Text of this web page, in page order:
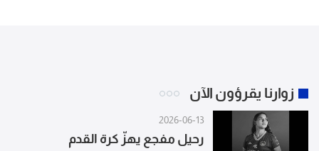
زوارنا يقرؤون الآن
2026-06-13
رحيل مفجع يهزّ كرة القدم